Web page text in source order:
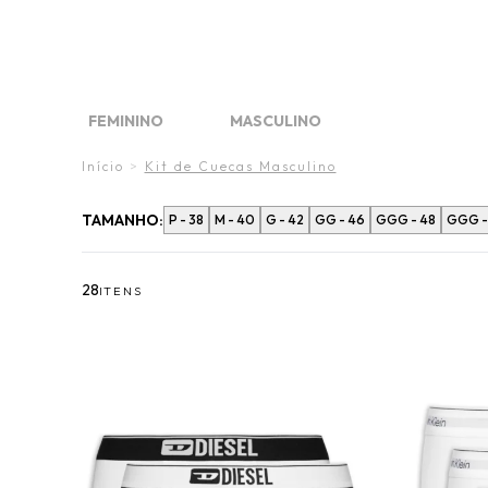
FEMININO MASCULINO
FINAL LIQUIDA WHAT´S NEW
FINAL LIQUIDA WHAT'S NEW
Início > Kit de Cuecas Masculino
TAMANHO: P - 38 M - 40 G - 42 GG - 46 GGG - 48 GGG
28ITENS